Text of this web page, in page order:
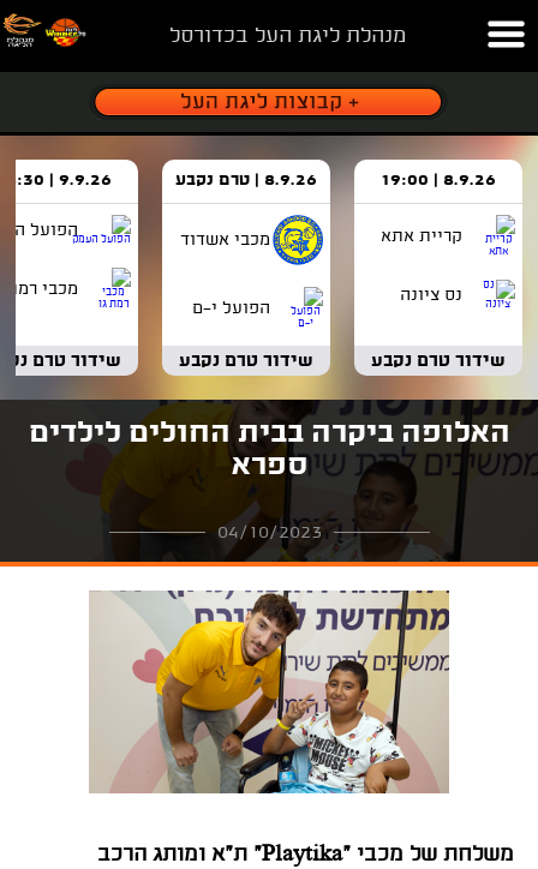
מנהלת ליגת העל בכדורסל
8.9.26 | 19:00
קריית אתא
נס ציונה
שידור טרם נקבע
8.9.26 | טרם נקבע
מכבי אשדוד
הפועל י-ם
שידור טרם נקבע
9.9.26 | 18:30
הפועל
מכבי רמת
שידור טרם
האלופה ביקרה בבית החולים לילדים
ספרא
04/10/2023
משלחת של מכבי "Playtika" ת"א ומותג הרכב